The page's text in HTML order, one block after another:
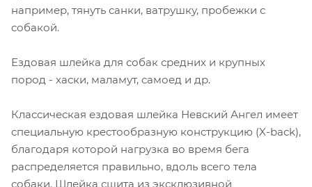
например, тянуть санки, ватрушку, пробежки с
собакой.
Ездовая шлейка для собак средних и крупных
пород - хаски, маламут, самоед и др.
Классическая ездовая шлейка Невский Ангел имеет
специальную крестообразную конструкцию (X-back),
благодаря которой нагрузка во время бега
распределяется правильно, вдоль всего тела
собаки. Шлейка сшита из эксклюзивной